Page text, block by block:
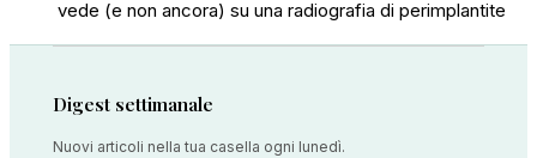
vede (e non ancora) su una radiografia di perimplantite
Digest settimanale
Nuovi articoli nella tua casella ogni lunedì.